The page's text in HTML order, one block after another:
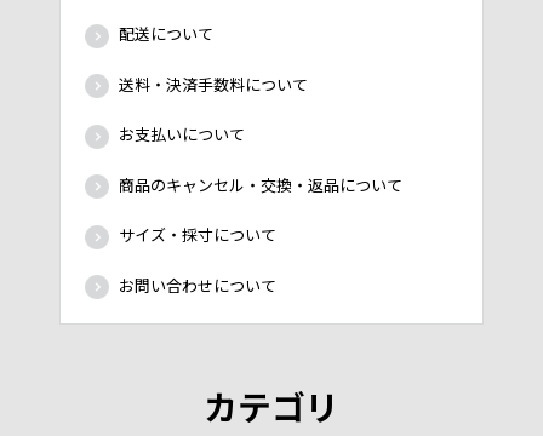
配送について
送料・決済手数料について
お支払いについて
商品のキャンセル・交換・返品について
サイズ・採寸について
お問い合わせについて
カテゴリ